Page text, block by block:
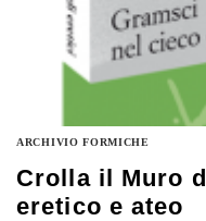
ARCHIVIO FORMICHE
Crolla il Muro
eretico e ateo